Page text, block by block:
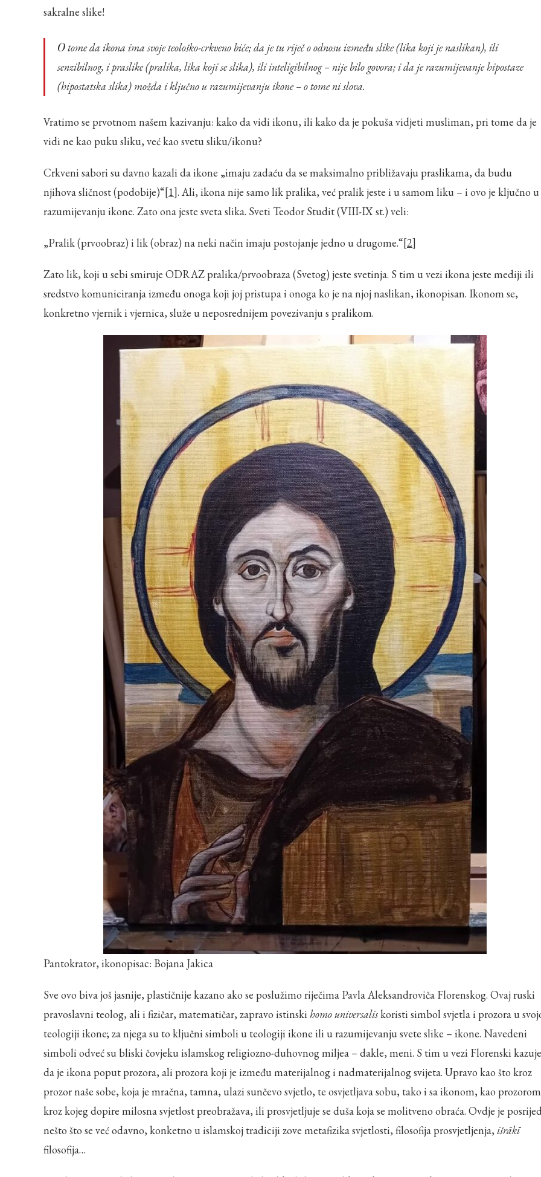
sakralne slike!
O tome da ikona ima svoje teološko-crkveno biće; da je tu riječ o odnosu između slike (lika koji je naslikan), ili
senzibilnog, i praslike (pralika, lika koji se slika), ili inteligibilnog – nije bilo govora; i da je razumijevanje hipostaze
(hipostatska slika) možda i ključno u razumijevanju ikone – o tome ni slova.
Vratimo se prvotnom našem kazivanju: kako da vidi ikonu, ili kako da je pokuša vidjeti musliman, pri tome da je
vidi ne kao puku sliku, već kao svetu sliku/ikonu?
Crkveni sabori su davno kazali da ikone „imaju zadaću da se maksimalno približavaju praslikama, da budu
njihova sličnost (podobije)“[1]. Ali, ikona nije samo lik pralika, već pralik jeste i u samom liku – i ovo je ključno u
razumijevanju ikone. Zato ona jeste sveta slika. Sveti Teodor Studit (VIII-IX st.) veli:
„Pralik (prvoobraz) i lik (obraz) na neki način imaju postojanje jedno u drugome.“[2]
Zato lik, koji u sebi smiruje ODRAZ pralika/prvoobraza (Svetog) jeste svetinja. S tim u vezi ikona jeste mediji ili
sredstvo komuniciranja između onoga koji joj pristupa i onoga ko je na njoj naslikan, ikonopisan. Ikonom se,
konkretno vjernik i vjernica, služe u neposrednijem povezivanju s pralikom.
Pantokrator, ikonopisac: Bojana Jakica
Sve ovo biva još jasnije, plastičnije kazano ako se poslužimo riječima Pavla Aleksandroviča Florenskog. Ovaj ruski
pravoslavni teolog, ali i fizičar, matematičar, zapravo istinski homo universalis koristi simbol svjetla i prozora u
teologiji ikone; za njega su to ključni simboli u teologiji ikone ili u razumijevanju svete slike – ikone. Navedeni
simboli odveć su bliski čovjeku islamskog religiozno-duhovnog miljea – dakle, meni. S tim u vezi Florenski kazuje
da je ikona poput prozora, ali prozora koji je između materijalnog i nadmaterijalnog svijeta. Upravo kao što kroz
prozor naše sobe, koja je mračna, tamna, ulazi sunčevo svjetlo, te osvjetljava sobu, tako i sa ikonom, kao prozorom
kroz kojeg dopire milosna svjetlost preobražava, ili prosvjetljuje se duša koja se molitveno obraća. Ovdje je
nešto što se već odavno, konketno u islamskoj tradiciji zove metafizika svjetlosti, filosofija prosvjetljenja, išrākī
filosofija…